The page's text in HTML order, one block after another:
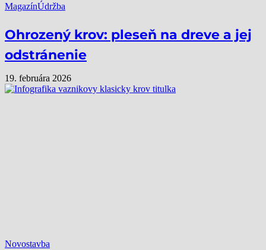
MagazínÚdržba
Ohrozený krov: pleseň na dreve a jej
odstránenie
19. februára 2026
Novostavba